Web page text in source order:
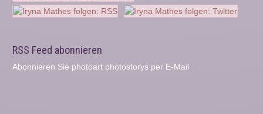
RSS Feed abonnieren
Abonnieren Sie photoart photostorys per E-Mail